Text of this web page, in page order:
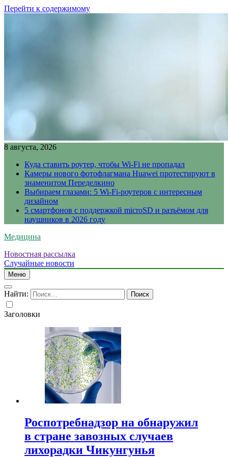
Перейти к содержимому
8 августа, 2026
Куда ставить роутер, чтобы Wi-Fi не пропадал
Камеры нового фотофлагмана Huawei протестируют в
знаменитом Переделкино
Выбираем глазами: 5 Wi-Fi-роутеров с интересным
дизайном
5 смартфонов с поддержкой microSD и разъёмом для
наушников в 2026 году
Медицина
Новостная рассылка
Случайные новости
Меню
Найти:
Заголовки
Роспотребнадзор на обнаружил
в стране завозных случаев
лихорадки Чикунгунья